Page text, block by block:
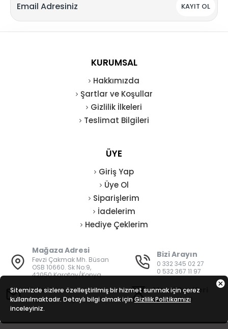
KAYIT OL
KURUMSAL
Hakkımızda
Şartlar ve Koşullar
Gizlilik İlkeleri
Teslimat Bilgileri
ÜYE
Giriş Yap
Üye Ol
Siparişlerim
İadelerim
Hediye Çeklerim
Mağaza Adresi
Fevzi Çakmak Mh. Büsan
OSB 10660. Sk No:9,
42050 Karatay/Konya
Bizi Arayın
0 332 345 02 27
0 532 367 11 97
E-Posta
bilgi@vatanisguvenligi.com
Mesai Saatleri
08:00 - 19:00
Sitemizde sizlere özelleştirilmiş bir hizmet sunmak için çerez
kullanılmaktadır. Detaylı bilgi almak için Gizlilik Politikamızı
inceleyiniz.